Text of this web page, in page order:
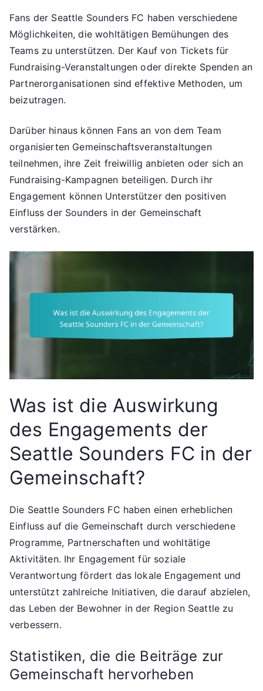
Fans der Seattle Sounders FC haben verschiedene
Möglichkeiten, die wohltätigen Bemühungen des
Teams zu unterstützen. Der Kauf von Tickets für
Fundraising-Veranstaltungen oder direkte Spenden an
Partnerorganisationen sind effektive Methoden, um
beizutragen.
Darüber hinaus können Fans an von dem Team
organisierten Gemeinschaftsveranstaltungen
teilnehmen, ihre Zeit freiwillig anbieten oder sich an
Fundraising-Kampagnen beteiligen. Durch ihr
Engagement können Unterstützer den positiven
Einfluss der Sounders in der Gemeinschaft
verstärken.
Was ist die Auswirkung
des Engagements der
Seattle Sounders FC in der
Gemeinschaft?
Die Seattle Sounders FC haben einen erheblichen
Einfluss auf die Gemeinschaft durch verschiedene
Programme, Partnerschaften und wohltätige
Aktivitäten. Ihr Engagement für soziale
Verantwortung fördert das lokale Engagement und
unterstützt zahlreiche Initiativen, die darauf abzielen,
das Leben der Bewohner in der Region Seattle zu
verbessern.
Statistiken, die die Beiträge zur
Gemeinschaft hervorheben